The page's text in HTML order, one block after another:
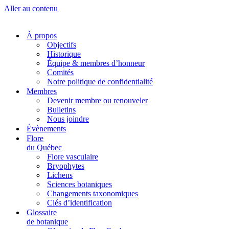
Aller au contenu
À propos
Objectifs
Historique
Équipe & membres d’honneur
Comités
Notre politique de confidentialité
Membres
Devenir membre ou renouveler
Bulletins
Nous joindre
Évènements
Flore
du Québec
Flore vasculaire
Bryophytes
Lichens
Sciences botaniques
Changements taxonomiques
Clés d’identification
Glossaire
de botanique